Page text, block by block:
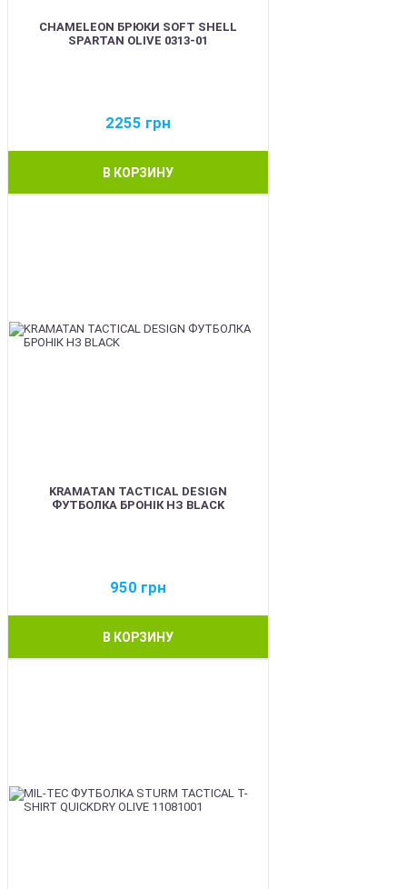
CHAMELEON БРЮКИ SOFT SHELL
SPARTAN OLIVE 0313-01
2255 грн
В КОРЗИНУ
KRAMATAN TACTICAL DESIGN
ФУТБОЛКА БРОНІК НЗ BLACK
950 грн
В КОРЗИНУ